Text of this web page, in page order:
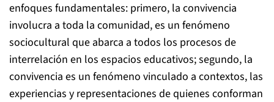
enfoques fundamentales: primero, la convivencia
involucra a toda la comunidad, es un fenómeno
sociocultural que abarca a todos los procesos de
interrelación en los espacios educativos; segundo, la
convivencia es un fenómeno vinculado a contextos, las
experiencias y representaciones de quienes conforman